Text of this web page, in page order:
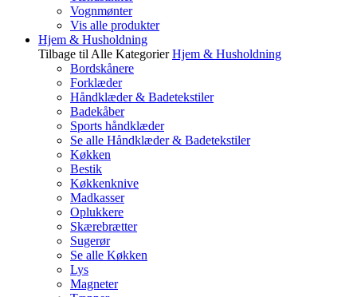
Vognmønter
Vis alle produkter
Hjem & Husholdning
Tilbage til Alle Kategorier Hjem & Husholdning
Bordskånere
Forklæder
Håndklæder & Badetekstiler
Badekåber
Sports håndklæder
Se alle Håndklæder & Badetekstiler
Køkken
Bestik
Køkkenknive
Madkasser
Oplukkere
Skærebrætter
Sugerør
Se alle Køkken
Lys
Magneter